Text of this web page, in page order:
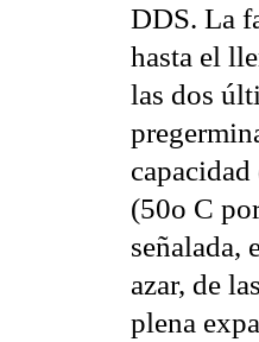
DDS. La
hasta el
las dos
(50o C
señalada,
azar, de
plena